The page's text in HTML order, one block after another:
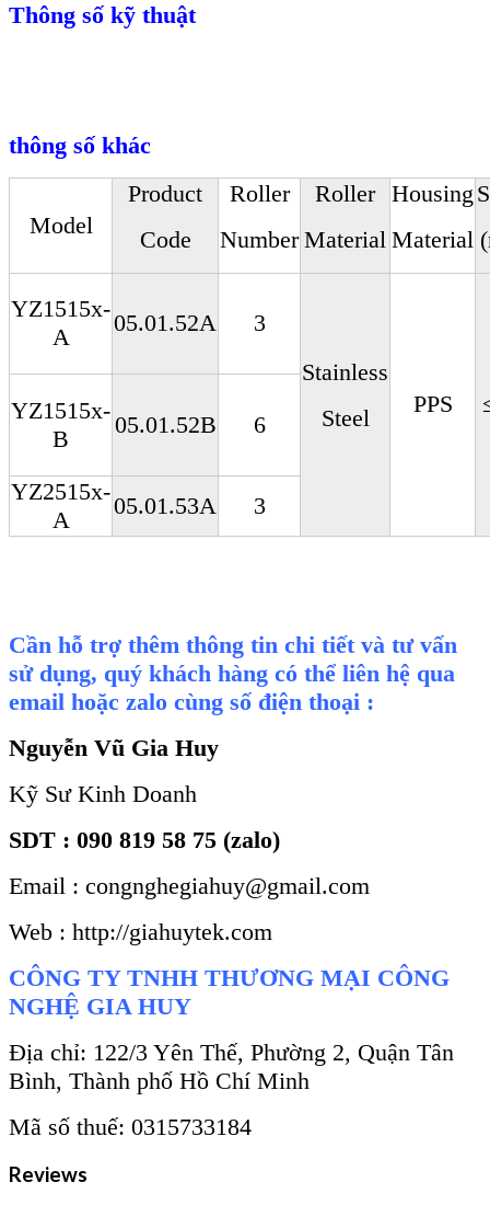
Thông số kỹ thuật
thông số khác
Model
Product
Code
Roller
Number
Roller
Material
Housing
Material
YZ1515x-
A
05.01.52A
3
Stainless
Steel
PPS
YZ1515x-
B
05.01.52B 6
YZ2515x-
A
05.01.53A 3
Cần hỗ trợ thêm thông tin chi tiết và tư vấn
sử dụng, quý khách hàng có thể liên hệ qua
email hoặc zalo cùng số điện thoại :
Nguyễn Vũ Gia Huy
Kỹ Sư Kinh Doanh
SDT : 090 819 58 75 (zalo)
Email : congnghegiahuy@gmail.com
Web : http://giahuytek.com
CÔNG TY TNHH THƯƠNG MẠI CÔNG
NGHỆ GIA HUY
Địa chỉ: 122/3 Yên Thế, Phường 2, Quận Tân
Bình, Thành phố Hồ Chí Minh
Mã số thuế: 0315733184
Reviews